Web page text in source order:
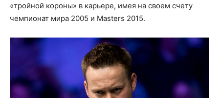
«тройной короны» в карьере, имея на своем счету
чемпионат мира 2005 и Masters 2015.